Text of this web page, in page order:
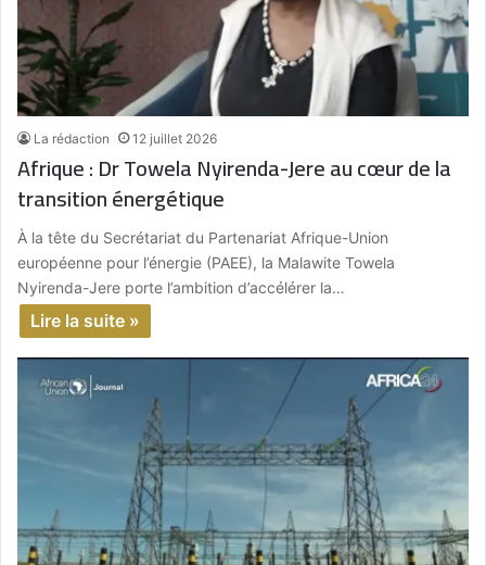
La rédaction 12 juillet 2026
Afrique : Dr Towela Nyirenda-Jere au cœur de la
transition énergétique
À la tête du Secrétariat du Partenariat Afrique-Union
européenne pour l’énergie (PAEE), la Malawite Towela
Nyirenda-Jere porte l’ambition d’accélérer la…
Lire la suite »